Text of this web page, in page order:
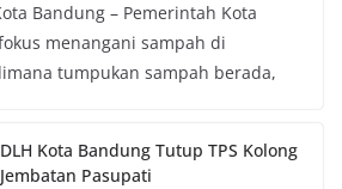
p
y
L
n
k
Bandung – Pemerintah Kota
menangani sampah di
tumpukan sampah berada,
DLH Kota Bandung Tutup TPS Kolong
Jembatan Pasupati